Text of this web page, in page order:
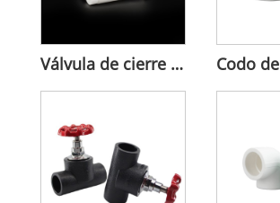
Válvula de cierre PPR para control de tuberías de agua